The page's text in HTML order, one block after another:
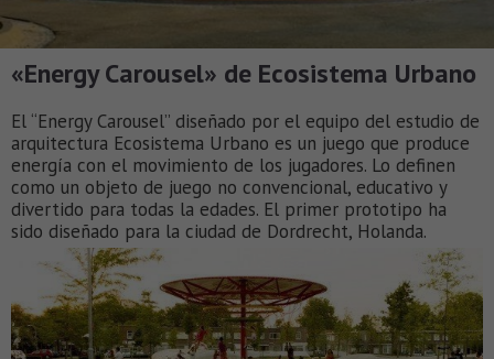
«Energy Carousel» de Ecosistema Urbano
El “Energy Carousel” diseñado por el equipo del estudio de
arquitectura Ecosistema Urbano es un juego que produce
energía con el movimiento de los jugadores. Lo definen
como un objeto de juego no convencional, educativo y
divertido para todas la edades. El primer prototipo ha
sido diseñado para la ciudad de Dordrecht, Holanda.